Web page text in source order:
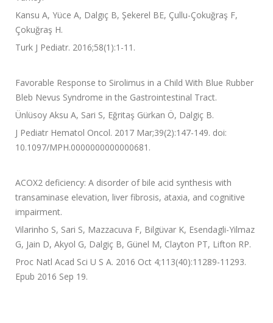
Kansu A, Yüce A, Dalgıç B, Şekerel BE, Çullu-Çokuğraş F,
Çokuğraş H.
Turk J Pediatr. 2016;58(1):1-11.
Favorable Response to Sirolimus in a Child With Blue Rubber
Bleb Nevus Syndrome in the Gastrointestinal Tract.
Ünlüsoy Aksu A, Sari S, Eğritaş Gürkan Ö, Dalgiç B.
J Pediatr Hematol Oncol. 2017 Mar;39(2):147-149. doi:
10.1097/MPH.0000000000000681.
ACOX2 deficiency: A disorder of bile acid synthesis with
transaminase elevation, liver fibrosis, ataxia, and cognitive
impairment.
Vilarinho S, Sari S, Mazzacuva F, Bilgüvar K, Esendagli-Yilmaz
G, Jain D, Akyol G, Dalgiç B, Günel M, Clayton PT, Lifton RP.
Proc Natl Acad Sci U S A. 2016 Oct 4;113(40):11289-11293.
Epub 2016 Sep 19.